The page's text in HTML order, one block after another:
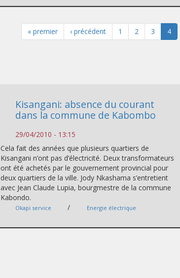
Kisangani: absence du courant
dans la commune de Kabombo
29/04/2010 - 13:15
Cela fait des années que plusieurs quartiers de
Kisangani n’ont pas d’électricité. Deux transformateurs
ont été achetés par le gouvernement provincial pour
deux quartiers de la ville. Jody Nkashama s’entretient
avec Jean Claude Lupia, bourgmestre de la commune
Kabondo.
Okapi service / Energie électrique
« premier ‹ précédent 1 2 3 4